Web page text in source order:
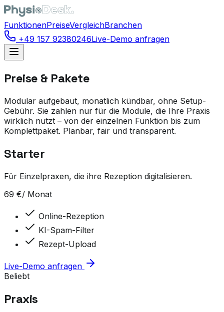
FunktionenPreiseVergleichBranchen
+49 157 92380246Live-Demo anfragen
Preise & Pakete
Modular aufgebaut, monatlich kündbar, ohne Setup-
Gebühr. Sie zahlen nur für die Module, die Ihre Praxis
wirklich nutzt – von der einzelnen Funktion bis zum
Komplettpaket. Planbar, fair und transparent.
Starter
Für Einzelpraxen, die ihre Rezeption digitalisieren.
69 €/ Monat
Online-Rezeption
KI-Spam-Filter
Rezept-Upload
Live-Demo anfragen
Beliebt
Praxis